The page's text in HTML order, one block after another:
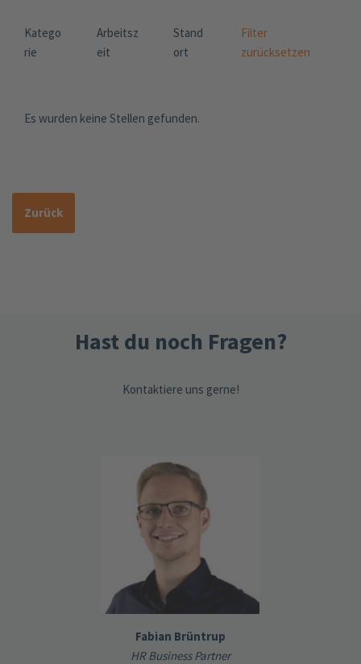
Katego
rie
Arbeitsz
eit
Stand
ort
Filter
zurücksetzen
Es wurden keine Stellen gefunden.
Zurück
Hast du noch Fragen?
Kontaktiere uns gerne!
Fabian Brüntrup
HR Business Partner